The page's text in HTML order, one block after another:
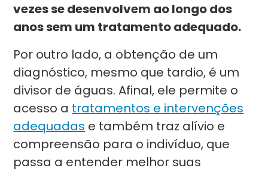
vezes se desenvolvem ao longo dos
anos sem um tratamento adequado.
Por outro lado, a obtenção de um
diagnóstico, mesmo que tardio, é um
divisor de águas. Afinal, ele permite o
acesso a tratamentos e intervenções
adequadas e também traz alívio e
compreensão para o indivíduo, que
passa a entender melhor suas